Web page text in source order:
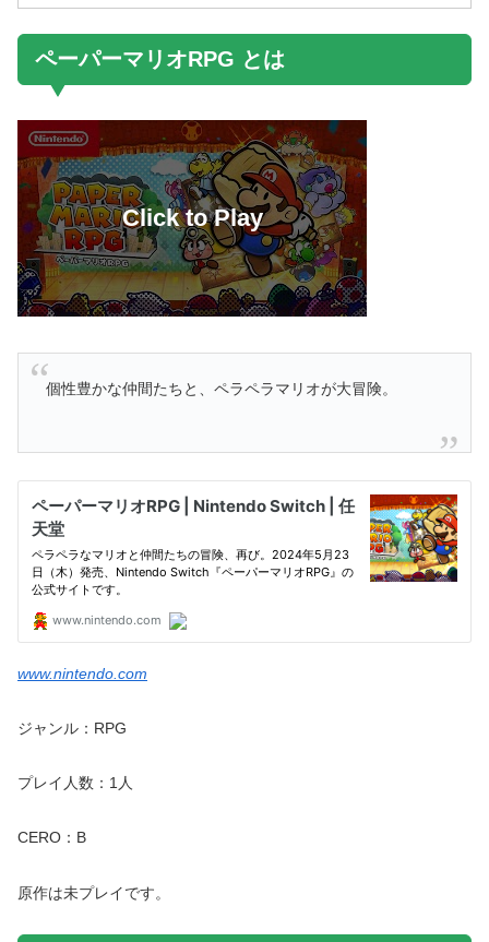
ペーパーマリオRPG とは
個性豊かな仲間たちと、ペラペラマリオが大冒険。
www.nintendo.com
ジャンル：RPG
プレイ人数：1人
CERO：B
原作は未プレイです。